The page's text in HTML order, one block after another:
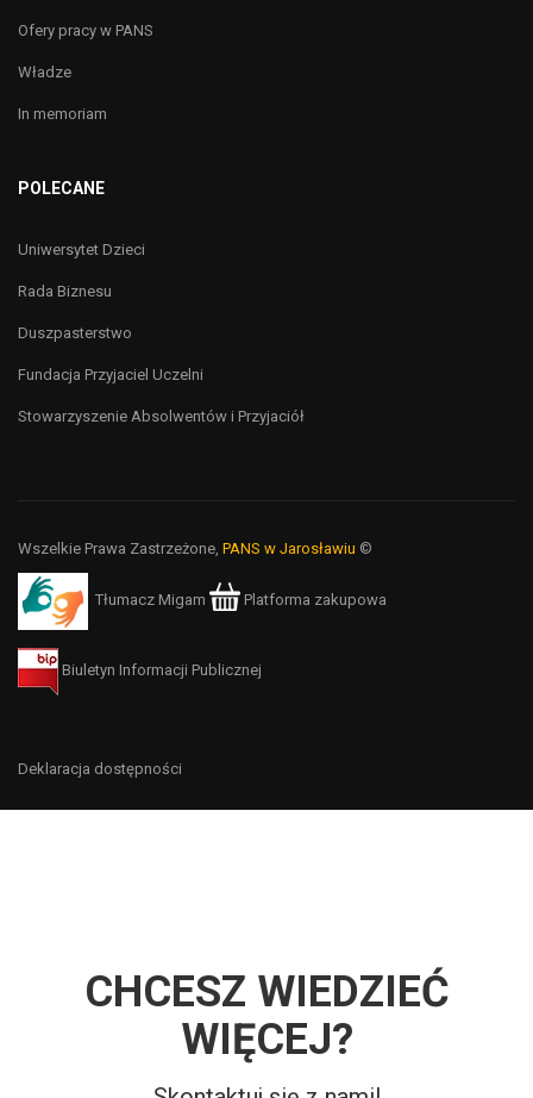
Ofery pracy w PANS
Władze
In memoriam
POLECANE
Uniwersytet Dzieci
Rada Biznesu
Duszpasterstwo
Fundacja Przyjaciel Uczelni
Stowarzyszenie Absolwentów i Przyjaciół
Wszelkie Prawa Zastrzeżone, PANS w Jarosławiu ©
Tłumacz Migam Platforma zakupowa
Biuletyn Informacji Publicznej
Deklaracja dostępności
CHCESZ WIEDZIEĆ
WIĘCEJ?